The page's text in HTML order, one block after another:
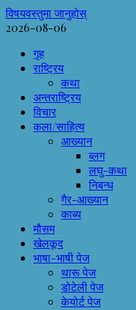
विषयवस्तुमा जानुहोस्
2026-08-06
गृह
राष्ट्रिय
कथा
अन्तराष्ट्रिय
विचार
कला/साहित्य
आख्यान
ब्लग
लघु-कथा
निबन्ध
गैर-आख्यान
काब्य
मौसम
खेलकूद
भाषा-भाषी पेज
थारू पेज
डोटेली पेज
केयोर्ट पेज